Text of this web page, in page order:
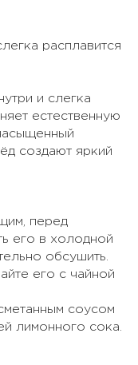
расплавится
и слегка
естественную
создают яркий
перед
его в холодной
обсушить.
его с чайной
соусом
лимонного сока.